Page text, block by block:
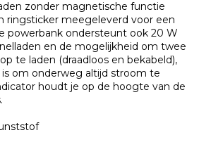
zonder magnetische functie
ringsticker meegeleverd voor een
powerbank ondersteunt ook 20 W
en de mogelijkheid om twee
te laden (draadloos en bekabeld),
is om onderweg altijd stroom te
houdt je op de hoogte van de